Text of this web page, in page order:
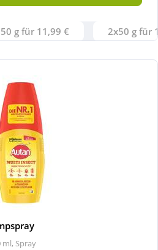
50 g für 11,99 € 2x50 g für
ml, Spray